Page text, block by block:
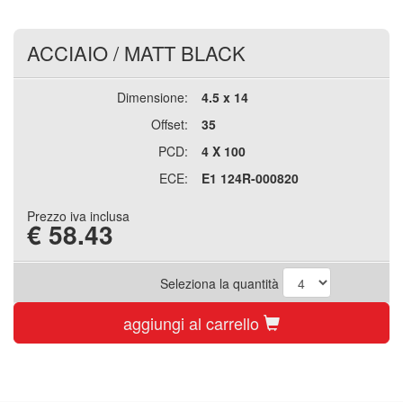
ACCIAIO/ MATT BLACK
Dimensione:
4.5 x 14
Offset:
35
PCD:
4 X 100
ECE:
E1 124R-000820
Prezzo iva inclusa
€ 58.43
Seleziona la quantità
aggiungi al carrello